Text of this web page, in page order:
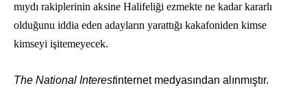
mıydı rakiplerinin aksine Halifeliği ezmekte ne kadar kararlı
olduğunu iddia eden adayların yarattığı kakafoniden kimse
kimseyi işitemeyecek.
The National Interestinternet medyasından alınmıştır.